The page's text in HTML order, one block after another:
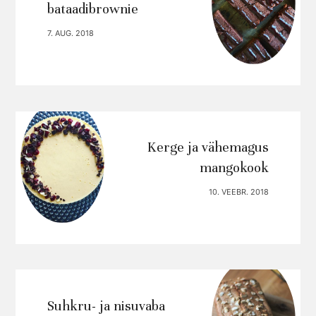
bataadibrownie
7. AUG. 2018
Kerge ja vähemagus
mangokook
10. VEEBR. 2018
Suhkru- ja nisuvaba